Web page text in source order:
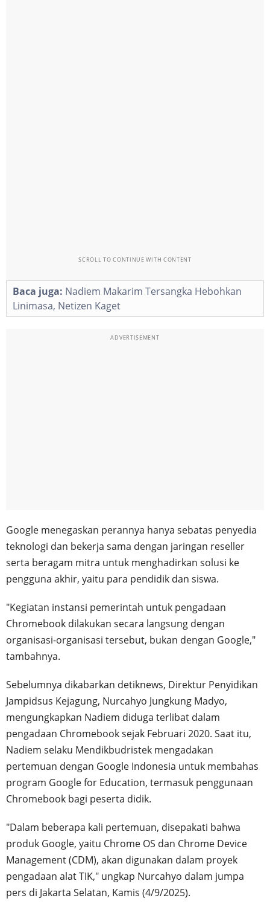
SCROLL TO CONTINUE WITH CONTENT
Baca juga: Nadiem Makarim Tersangka Hebohkan
Linimasa, Netizen Kaget
ADVERTISEMENT
Google menegaskan perannya hanya sebatas penyedia
teknologi dan bekerja sama dengan jaringan reseller
serta beragam mitra untuk menghadirkan solusi ke
pengguna akhir, yaitu para pendidik dan siswa.
"Kegiatan instansi pemerintah untuk pengadaan
Chromebook dilakukan secara langsung dengan
organisasi-organisasi tersebut, bukan dengan Google,"
tambahnya.
Sebelumnya dikabarkan detiknews, Direktur Penyidikan
Jampidsus Kejagung, Nurcahyo Jungkung Madyo,
mengungkapkan Nadiem diduga terlibat dalam
pengadaan Chromebook sejak Februari 2020. Saat itu,
Nadiem selaku Mendikbudristek mengadakan
pertemuan dengan Google Indonesia untuk membahas
program Google for Education, termasuk penggunaan
Chromebook bagi peserta didik.
"Dalam beberapa kali pertemuan, disepakati bahwa
produk Google, yaitu Chrome OS dan Chrome Device
Management (CDM), akan digunakan dalam proyek
pengadaan alat TIK," ungkap Nurcahyo dalam jumpa
pers di Jakarta Selatan, Kamis (4/9/2025).